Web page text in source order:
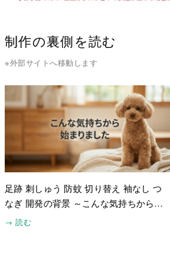
制作の裏側を読む
※外部サイトへ移動します
足跡 刺しゅう 防蚊 切り替え 袖なし つ
なぎ 開発の背景 ～こんな気持ちから始
まりました～
→ 読む